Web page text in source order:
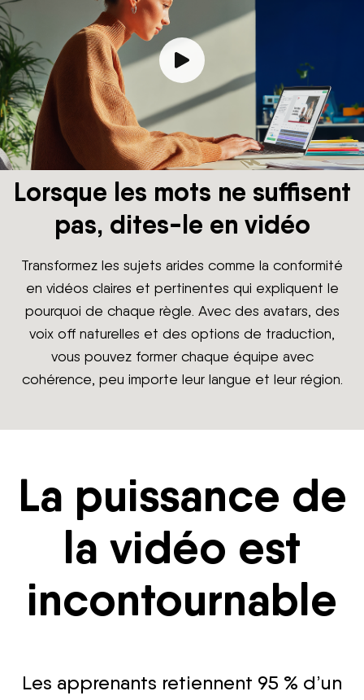
Lorsque les mots ne suffisent
pas, dites-le en vidéo
Transformez les sujets arides comme la conformité
en vidéos claires et pertinentes qui expliquent le
pourquoi de chaque règle. Avec des avatars, des
voix off naturelles et des options de traduction,
vous pouvez former chaque équipe avec
cohérence, peu importe leur langue et leur région.
La puissance de
la vidéo est
incontournable
Les apprenants retiennent 95 % d’un